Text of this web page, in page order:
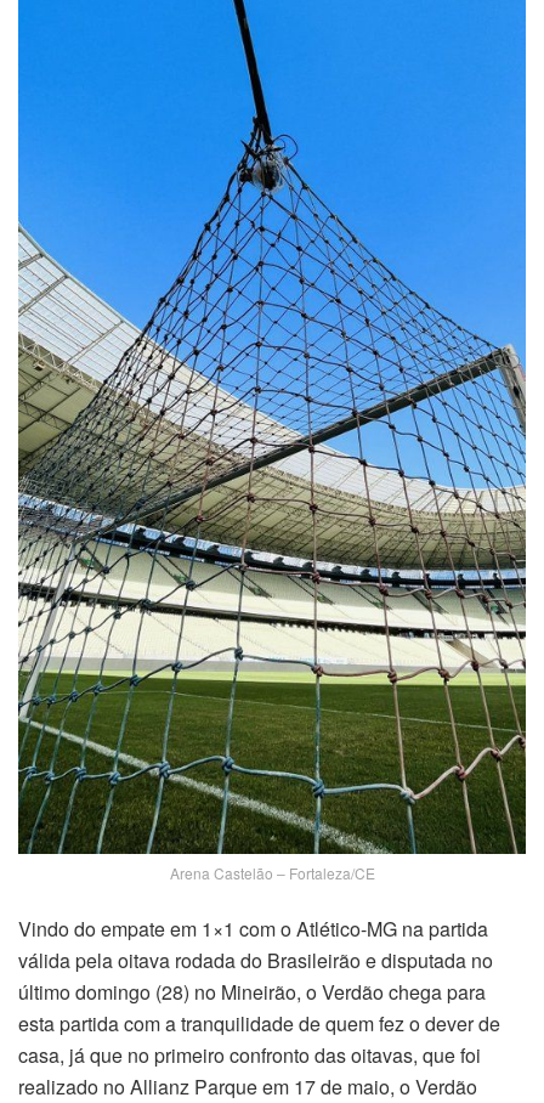
Arena Castelão – Fortaleza/CE
Vindo do empate em 1×1 com o Atlético-MG na partida
válida pela oitava rodada do Brasileirão e disputada no
último domingo (28) no Mineirão, o Verdão chega para
esta partida com a tranquilidade de quem fez o dever de
casa, já que no primeiro confronto das oitavas, que foi
realizado no Allianz Parque em 17 de maio, o Verdão